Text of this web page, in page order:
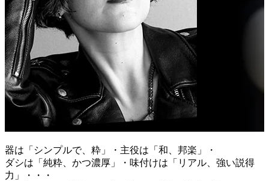
器は「シンプルで、粋」・主役は「和、邦楽」・
ダシは「純粋、かつ濃厚」・味付けは「リアル、強い説得
力」・・・